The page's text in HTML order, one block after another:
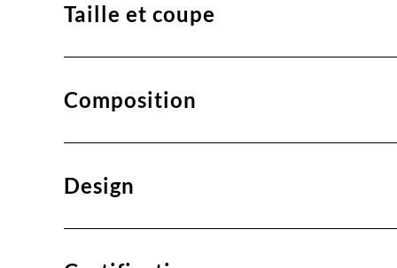
Taille et coupe
Composition
Design